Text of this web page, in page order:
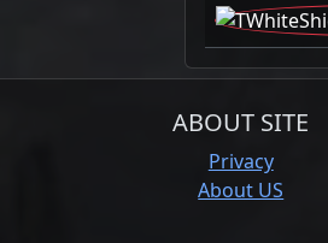
ABOUT SITE
Privacy
About US